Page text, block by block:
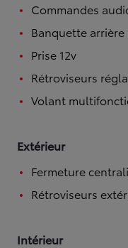
Commandes
Banquette
Prise 12v
Rétroviseurs
Volant
Extérieur
Fermeture
Rétroviseurs
Intérieur